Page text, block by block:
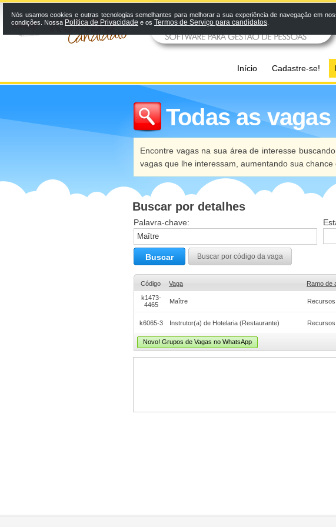
Início Cadastre-se!
Todas as vagas
Encontre vagas na sua área de interesse
vagas que lhe interessam, aumentando sua
Buscar por detalhes
Palavra-chave:
Buscar Buscar por código da vaga
Código Vaga Ramo de
k1473-
4465
Maître
k6065-3 Instrutor(a) de Hotelaria (Restaurante)
Novo! Grupos de Vagas no WhatsApp
Nós usamos cookies e outras tecnologias semelhantes para melhorar a sua experiência de navegação em
condições. Nossa Política de Privacidade e os Termos de Serviço para candidatos